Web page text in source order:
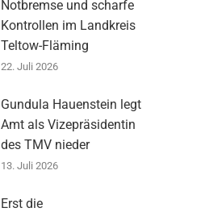
Notbremse und scharfe
Kontrollen im Landkreis
Teltow-Fläming
22. Juli 2026
Gundula Hauenstein legt
Amt als Vizepräsidentin
des TMV nieder
13. Juli 2026
Erst die